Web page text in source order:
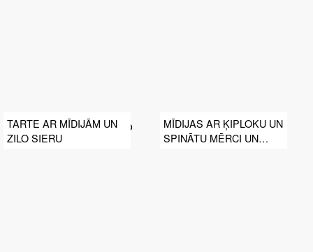
TARTE AR MĪDIJĀM UN
ZILO SIERU
MĪDIJAS AR ĶIPLOKU UN
SPINĀTU MĒRCI UN